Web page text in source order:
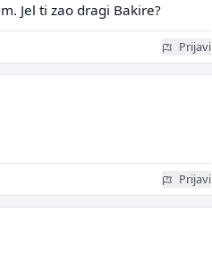
Jel ti zao dragi Bakire?
Prijavi
Prijavi